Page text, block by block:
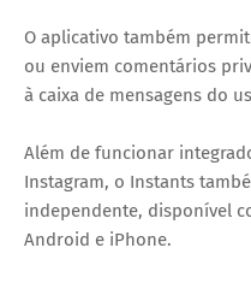
O aplicativo também
ou enviem comentários
à caixa de mensagens do
Além de funcionar
Instagram, o Instants
independente, disponível
Android e iPhone.